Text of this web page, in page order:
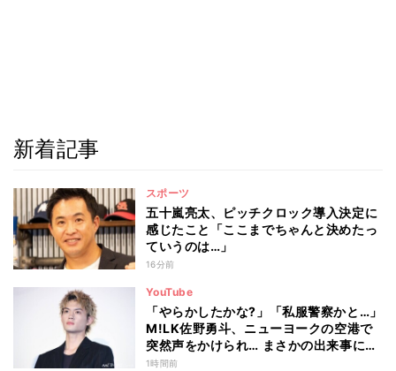
新着記事
スポーツ
五十嵐亮太、ピッチクロック導入決定に
感じたこと「ここまでちゃんと決めたっ
ていうのは…」
16分前
YouTube
「やらかしたかな?」「私服警察かと…」
M!LK佐野勇斗、ニューヨークの空港で
突然声をかけられ… まさかの出来事に驚
き
1時間前